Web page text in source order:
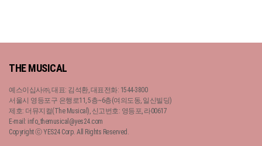
THE MUSICAL
예스이십사㈜, 대표: 김석환, 대표전화: 1544-3800
서울시 영등포구 은행로11, 5층~6층(여의도동, 일신빌딩)
제호: 더뮤지컬(The Musical), 신고번호: 영등포, 라00617
E-mail: info_themusical@yes24.com
Copyright ⓒ YES24 Corp. All Rights Reserved.